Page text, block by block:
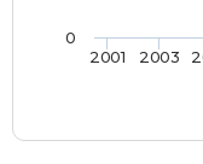
2001 2003
0